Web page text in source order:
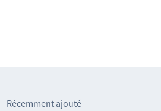
Récemment ajouté